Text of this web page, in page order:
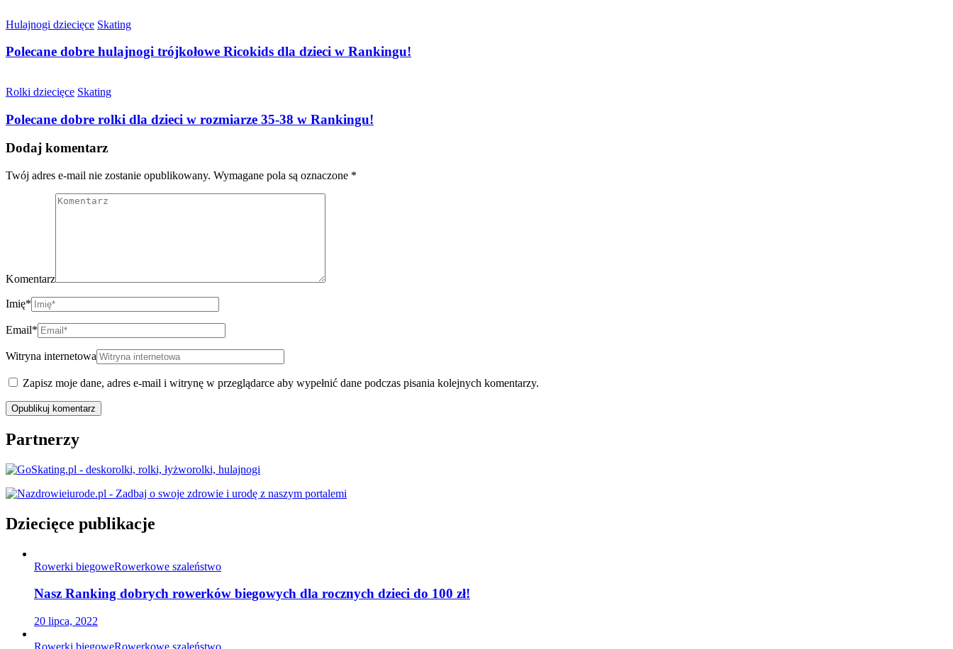
Hulajnogi dziecięce Skating
Polecane dobre hulajnogi trójkołowe Ricokids dla dzieci w Rankingu!
Rolki dziecięce Skating
Polecane dobre rolki dla dzieci w rozmiarze 35-38 w Rankingu!
Dodaj komentarz
Twój adres e-mail nie zostanie opublikowany. Wymagane pola są oznaczone *
Komentarz
Imię*
Email*
Witryna internetowa
Zapisz moje dane, adres e-mail i witrynę w przeglądarce aby wypełnić dane podczas pisania kolejnych komentarzy.
Partnerzy
Dziecięce publikacje
Rowerki biegoweRowerkowe szaleństwo
Nasz Ranking dobrych rowerków biegowych dla rocznych dzieci do 100 zł!
20 lipca, 2022